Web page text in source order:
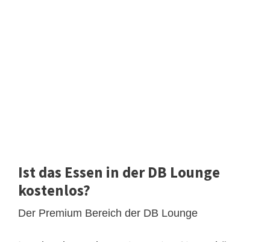
Ist das Essen in der DB Lounge
kostenlos?
Der Premium Bereich der DB Lounge